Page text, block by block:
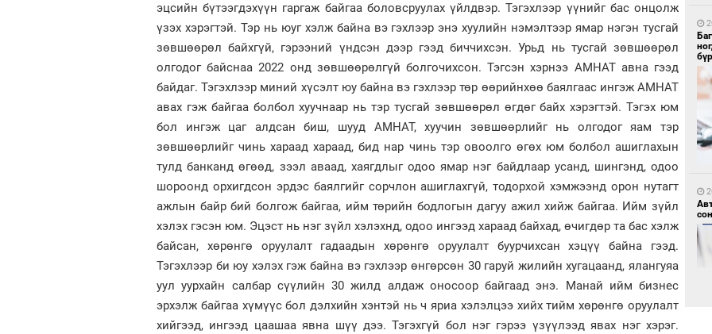
эцсийн бүтээгдэхүүн гаргаж байгаа боловсруулах үйлдвэр. Тэгэхлээр үүнийг бас онцолж
үзэх хэрэгтэй. Тэр нь юуг хэлж байна вэ гэхлээр энэ хуулийн нэмэлтээр ямар нэгэн тусгай
зөвшөөрөл байхгүй, гэрээний үндсэн дээр гээд биччихсэн. Урьд нь тусгай зөвшөөрөл
олгодог байснаа 2022 онд зөвшөөрөлгүй болгочихсон. Тэгсэн хэрнээ АМНАТ авна гээд
байдаг. Тэгэхлээр миний хүсэлт юу байна вэ гэхлээр төр өөрийнхөө баялгаас ингэж АМНАТ
авах гэж байгаа болбол хуучнаар нь тэр тусгай зөвшөөрөл өгдөг байх хэрэгтэй. Тэгэх юм
бол ингэж цаг алдсан биш, шууд АМНАТ, хуучин зөвшөөрлийг нь олгодог яам тэр
зөвшөөрлийг чинь хараад хараад, бид нар чинь тэр овоолго өгөх юм болбол ашиглахын
тулд банканд өгөөд, зээл аваад, хаягдлыг одоо ямар нэг байдлаар усанд, шингэнд, одоо
шороонд орхигдсон эрдэс баялгийг сорчлон ашиглахгүй, тодорхой хэмжээнд орон нутагт
ажлын байр бий болгож байгаа, ийм төрийн бодлогын дагуу ажил хийж байгаа. Ийм зүйл
хэлэх гэсэн юм. Эцэст нь нэг зүйл хэлэхнд, одоо ингээд хараад байхад, өчигдөр та бас хэлж
байсан, хөрөнгө оруулалт гадаадын хөрөнгө оруулалт буурчихсан хэцүү байна гээд.
Тэгэхлээр би юу хэлэх гэж байна вэ гэхлээр өнгөрсөн 30 гаруй жилийн хугацаанд, ялангуяа
уул уурхайн салбар сүүлийн 30 жилд алдаж оносоор байгаад энэ. Манай ийм бизнес
эрхэлж байгаа хүмүүс бол дэлхийн хэнтэй нь ч яриа хэлэлцээ хийх тийм хөрөнгө оруулалт
хийгээд, ингээд цаашаа явна шүү дээ. Тэгэхгүй бол нэг гэрээ үзүүлээд явах нэг хэрэг.